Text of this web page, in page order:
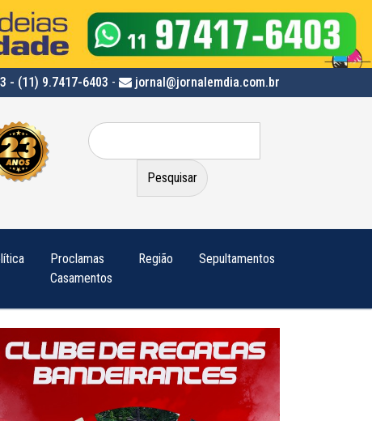
- (11) 9.7417-6403 - jornal@jornalemdia.com.br
Pesquisar
por:
Proclamas
Casamentos
Região Sepultamentos